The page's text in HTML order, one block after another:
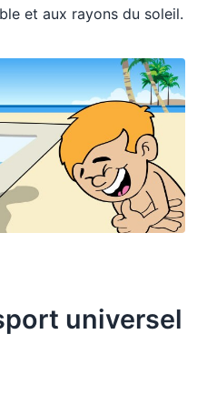
et aux rayons du soleil.
universel